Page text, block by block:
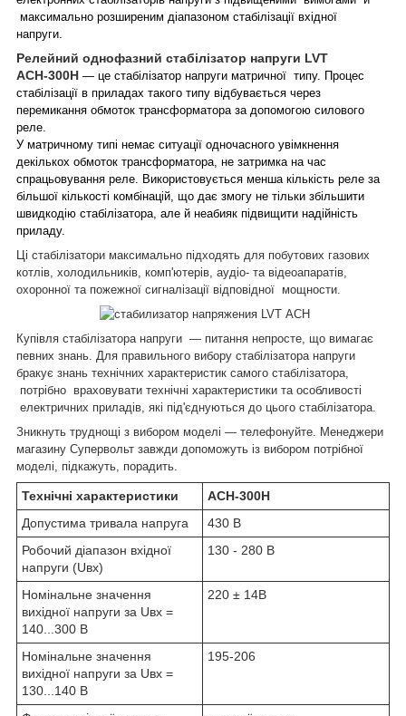
максимально розширеним діапазоном стабілізації вхідної
напруги.
Релейний однофазний стабілізатор напруги LVT
АСН-300H — це стабілізатор напруги матричної типу. Процес
стабілізації в приладах такого типу відбувається через
перемикання обмоток трансформатора за допомогою силового
реле.
У матричному типі немає ситуації одночасного увімкнення
декількох обмоток трансформатора, не затримка на час
спрацьовування реле. Використовується менша кількість реле за
більшої кількості комбінацій, що дає змогу не тільки збільшити
швидкодію стабілізатора, але й неабияк підвищити надійність
приладу.
Ці стабілізатори максимально підходять для побутових газових
котлів, холодильників, комп'ютерів, аудіо- та відеоапаратів,
охоронної та пожежної сигналізації відповідної мощности.
Купівля стабілізатора напруги — питання непросте, що вимагає
певних знань. Для правильного вибору стабілізатора напруги
бракує знань технічних характеристик самого стабілізатора,
потрібно враховувати технічні характеристики та особливості
електричних приладів, які під'єднуються до цього стабілізатора.
Зникнуть труднощі з вибором моделі — телефонуйте. Менеджери
магазину Супервольт завжди допоможуть із вибором потрібної
моделі, підкажуть, порадить.
Технічні характеристики
АСН-300Н
Допустима тривала напруга
430 В
Робочий діапазон вхідної
напруги (Uвх)
130 - 280 В
Номінальне значення
вихідної напруги за Uвх =
140...300 В
220 ± 14В
Номінальне значення
вихідної напруги за Uвх =
130...140 В
195-206